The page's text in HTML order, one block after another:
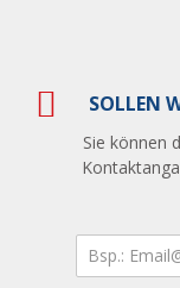
SOLLEN
Sie können